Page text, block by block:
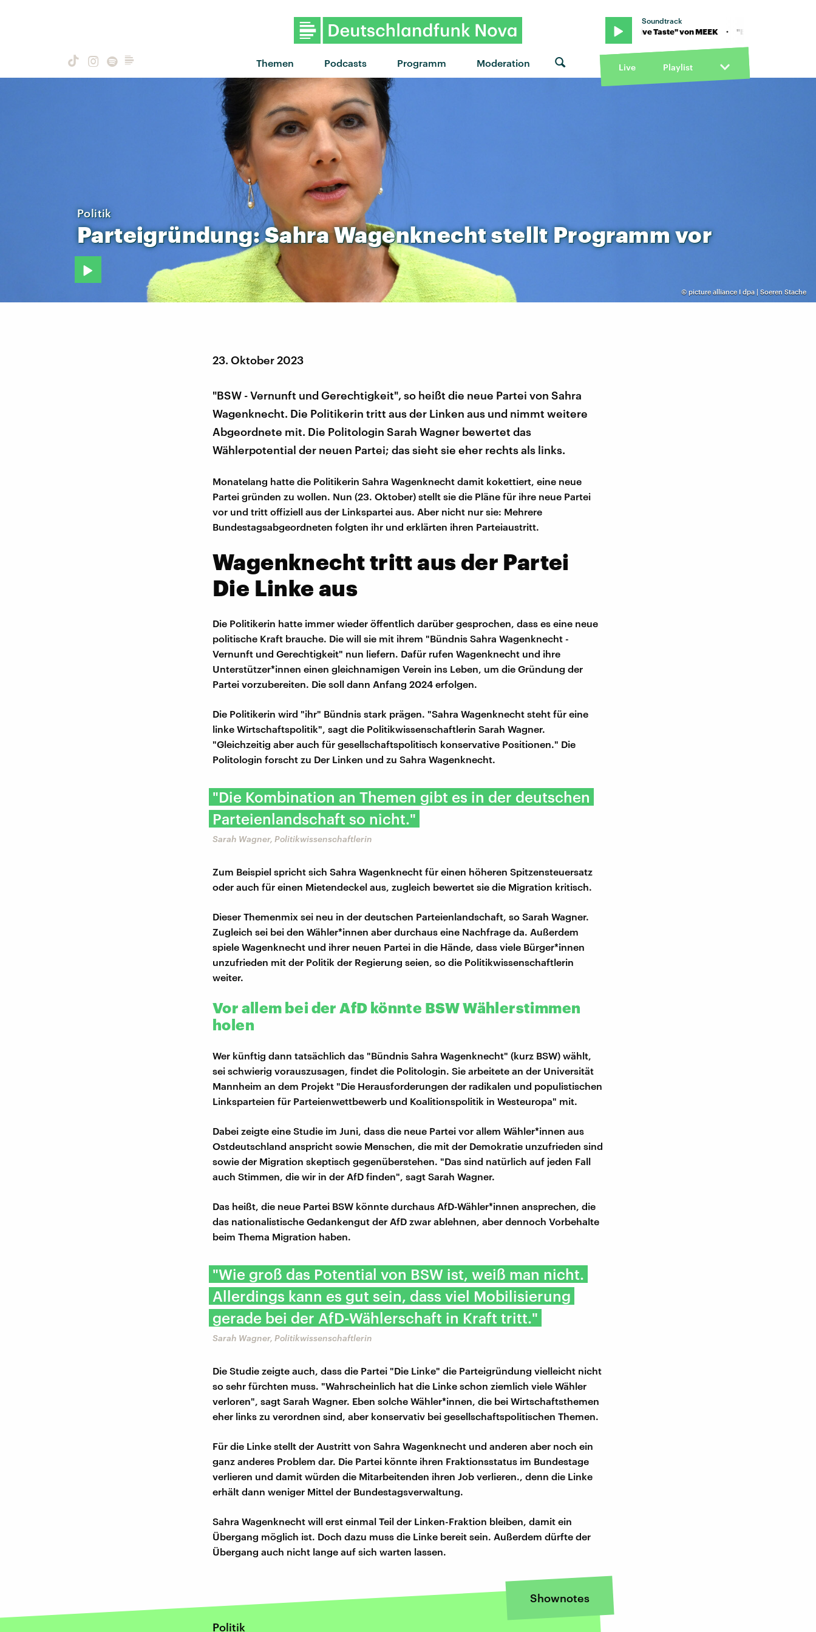
Themen Podcasts Programm Moderation
Soundtrack
"Expensive Taste" von MEEK · "Expensive Taste" von MEEK · "Expensive Taste" von MEEK
Live Playlist
© picture alliance I dpa | Soeren Stache
Politik
Parteigründung:SahraWagenknechtstelltProgrammvor
23. Oktober 2023
"BSW - Vernunft und Gerechtigkeit", so heißt die neue Partei von Sahra
Wagenknecht. Die Politikerin tritt aus der Linken aus und nimmt weitere
Abgeordnete mit. Die Politologin Sarah Wagner bewertet das
Wählerpotential der neuen Partei; das sieht sie eher rechts als links.
Monatelang hatte die Politikerin Sahra Wagenknecht damit kokettiert, eine neue
Partei gründen zu wollen. Nun (23. Oktober) stellt sie die Pläne für ihre neue Partei
vor und tritt offiziell aus der Linkspartei aus. Aber nicht nur sie: Mehrere
Bundestagsabgeordneten folgten ihr und erklärten ihren Parteiaustritt.
Wagenknecht tritt aus der Partei
Die Linke aus
Die Politikerin hatte immer wieder öffentlich darüber gesprochen, dass es eine neue
politische Kraft brauche. Die will sie mit ihrem "Bündnis Sahra Wagenknecht -
Vernunft und Gerechtigkeit" nun liefern. Dafür rufen Wagenknecht und ihre
Unterstützer*innen einen gleichnamigen Verein ins Leben, um die Gründung der
Partei vorzubereiten. Die soll dann Anfang 2024 erfolgen.
Die Politikerin wird "ihr" Bündnis stark prägen. "Sahra Wagenknecht steht für eine
linke Wirtschaftspolitik", sagt die Politikwissenschaftlerin Sarah Wagner.
"Gleichzeitig aber auch für gesellschaftspolitisch konservative Positionen." Die
Politologin forscht zu Der Linken und zu Sahra Wagenknecht.
"Die Kombination an Themen gibt es in der deutschen
Parteienlandschaft so nicht."
Sarah Wagner, Politikwissenschaftlerin
Zum Beispiel spricht sich Sahra Wagenknecht für einen höheren Spitzensteuersatz
oder auch für einen Mietendeckel aus, zugleich bewertet sie die Migration kritisch.
Dieser Themenmix sei neu in der deutschen Parteienlandschaft, so Sarah Wagner.
Zugleich sei bei den Wähler*innen aber durchaus eine Nachfrage da. Außerdem
spiele Wagenknecht und ihrer neuen Partei in die Hände, dass viele Bürger*innen
unzufrieden mit der Politik der Regierung seien, so die Politikwissenschaftlerin
weiter.
Vor allem bei der AfD könnte BSW Wählerstimmen
holen
Wer künftig dann tatsächlich das "Bündnis Sahra Wagenknecht" (kurz BSW) wählt,
sei schwierig vorauszusagen, findet die Politologin. Sie arbeitete an der Universität
Mannheim an dem Projekt "Die Herausforderungen der radikalen und populistischen
Linksparteien für Parteienwettbewerb und Koalitionspolitik in Westeuropa" mit.
Dabei zeigte eine Studie im Juni, dass die neue Partei vor allem Wähler*innen aus
Ostdeutschland anspricht sowie Menschen, die mit der Demokratie unzufrieden sind
sowie der Migration skeptisch gegenüberstehen. "Das sind natürlich auf jeden Fall
auch Stimmen, die wir in der AfD finden", sagt Sarah Wagner.
Das heißt, die neue Partei BSW könnte durchaus AfD-Wähler*innen ansprechen, die
das nationalistische Gedankengut der AfD zwar ablehnen, aber dennoch Vorbehalte
beim Thema Migration haben.
"Wie groß das Potential von BSW ist, weiß man nicht.
Allerdings kann es gut sein, dass viel Mobilisierung
gerade bei der AfD-Wählerschaft in Kraft tritt."
Sarah Wagner, Politikwissenschaftlerin
Die Studie zeigte auch, dass die Partei "Die Linke" die Parteigründung vielleicht nicht
so sehr fürchten muss. "Wahrscheinlich hat die Linke schon ziemlich viele Wähler
verloren", sagt Sarah Wagner. Eben solche Wähler*innen, die bei Wirtschaftsthemen
eher links zu verordnen sind, aber konservativ bei gesellschaftspolitischen Themen.
Für die Linke stellt der Austritt von Sahra Wagenknecht und anderen aber noch ein
ganz anderes Problem dar. Die Partei könnte ihren Fraktionsstatus im Bundestage
verlieren und damit würden die Mitarbeitenden ihren Job verlieren., denn die Linke
erhält dann weniger Mittel der Bundestagsverwaltung.
Sahra Wagenknecht will erst einmal Teil der Linken-Fraktion bleiben, damit ein
Übergang möglich ist. Doch dazu muss die Linke bereit sein. Außerdem dürfte der
Übergang auch nicht lange auf sich warten lassen.
Shownotes
Politik